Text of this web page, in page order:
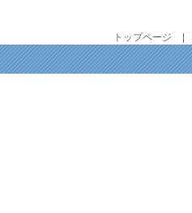
トップページ